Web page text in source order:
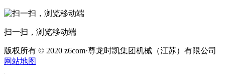
扫一扫，浏览移动端
版权所有 © 2020 z6com·尊龙时凯集团机械（江苏）有限公司
网站地图